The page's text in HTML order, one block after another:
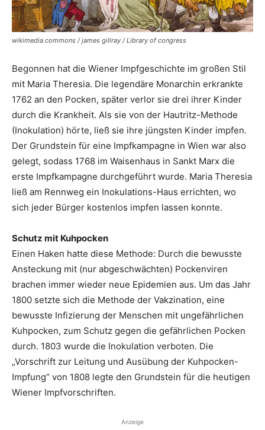
wikimedia commons / james gillray / Library of congress
Begonnen hat die Wiener Impfgeschichte im großen Stil
mit Maria Theresia. Die legendäre Monarchin erkrankte
1762 an den Pocken, später verlor sie drei ihrer Kinder
durch die Krankheit. Als sie von der Hautritz-Methode
(Inokulation) hörte, ließ sie ihre jüngsten Kinder impfen.
Der Grundstein für eine Impf­kampagne in Wien war also
gelegt, sodass 1768 im Waisen­haus in Sankt Marx die
erste Impfkampagne durch­geführt wurde. Maria Theresia
ließ am Renn­weg ein Inokulations-Haus errichten, wo
sich jeder Bürger kostenlos impfen ­lassen konnte.
Schutz mit Kuhpocken
Einen Haken hatte diese ­Methode: Durch die bewusste
Ansteckung mit (nur abgeschwächten) Pocken­viren
brachen immer wieder neue Epidemien aus. Um das Jahr
1800 setzte sich die Methode der Vakzination, eine
bewusste Infizierung der Menschen mit ungefährlichen
Kuhpocken, zum Schutz gegen die gefährlichen Pocken
durch. 1803 wurde die Inokulation ver­boten. Die
„Vorschrift zur Leitung und Ausübung der Kuhpocken-
Impfung“ von 1808 legte den Grundstein für die heutigen
Wiener Impfvorschriften.
Anzeige